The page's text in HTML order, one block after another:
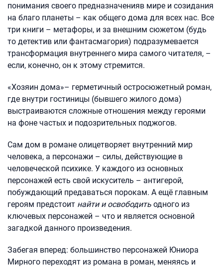
понимания своего предназначенияв мире и созидания
на благо планеты – как общего дома для всех нас. Все
три книги – метафоры, и за внешним сюжетом (будь
то детектив или фантасмагория) подразумевается
трансформация внутреннего мира самого читателя, –
если, конечно, он к этому стремится.
«Хозяин дома»– герметичный остросюжетный роман,
где внутри гостиницы (бывшего жилого дома)
выстраиваются сложные отношения между героями
на фоне частых и подозрительных поджогов.
Сам дом в романе олицетворяет внутренний мир
человека, а персонажи – силы, действующие в
человеческой психике. У каждого из основных
персонажей есть свой искуситель – антигерой,
побуждающий предаваться порокам. А ещё главным
героям предстоит найти и освободить одного из
ключевых персонажей – что и является основной
загадкой данного произведения.
Забегая вперед: большинство персонажей Юниора
Мирного переходят из романа в роман, меняясь и